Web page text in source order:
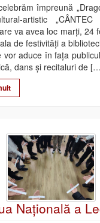
împreună
artistic
va avea loc marți, 24
de festivități a
vor aduce în fața
dans și recitaluri de
Naţională a